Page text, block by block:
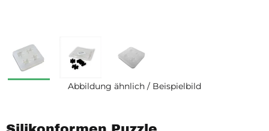
Abbildung ähnlich / Beispielbild